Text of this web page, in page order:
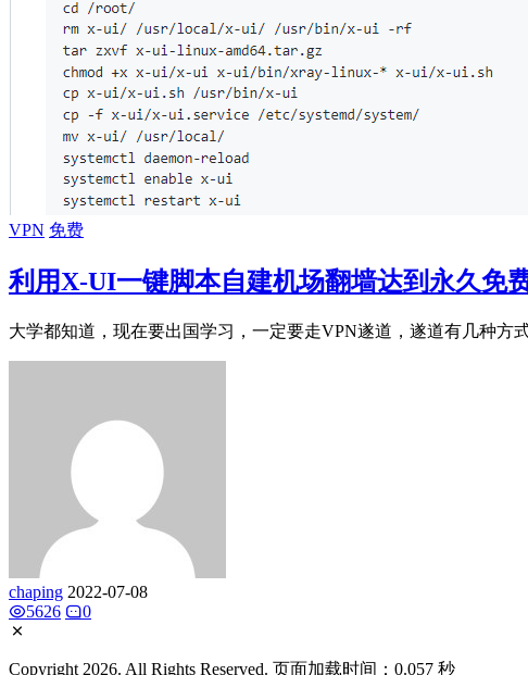
VPN 免费
利用X-UI一键脚本自建机场翻墙达到永久免
大学都知道，现在要出国学习，一定要走VPN遂道，遂道有几种方式
chaping 2022-07-08
5626
0
Copyright 2026. All Rights Reserved. 页面加载时间：0.057 秒